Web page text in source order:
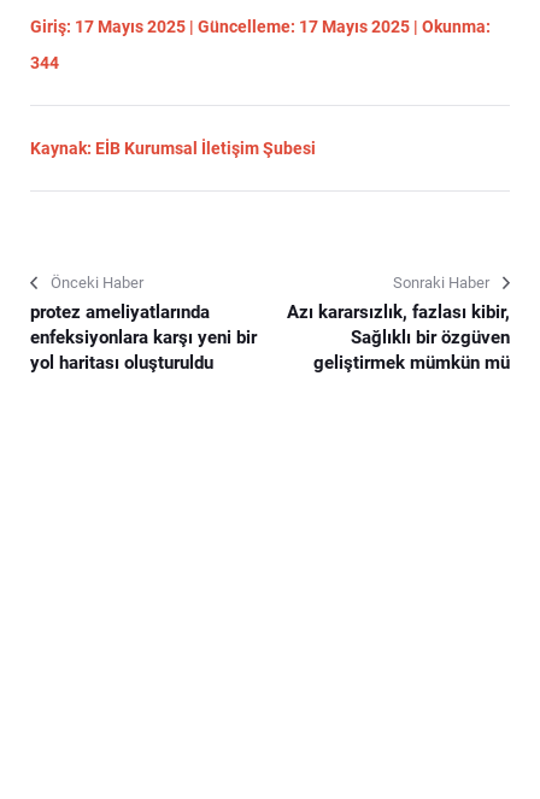
Giriş: 17 Mayıs 2025 | Güncelleme: 17 Mayıs 2025 | Okunma:
344
Kaynak: EİB Kurumsal İletişim Şubesi
Önceki Haber
protez ameliyatlarında
enfeksiyonlara karşı yeni bir
yol haritası oluşturuldu
Sonraki Haber
Azı kararsızlık, fazlası kibir,
Sağlıklı bir özgüven
geliştirmek mümkün mü